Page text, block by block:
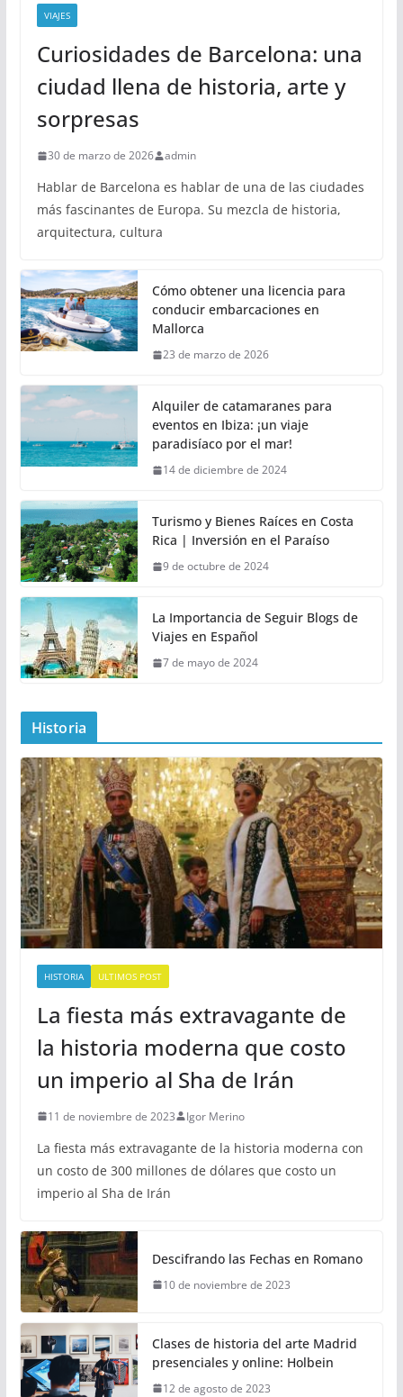
VIAJES
Curiosidades de Barcelona: una
ciudad llena de historia, arte y
sorpresas
30 de marzo de 2026 admin
Hablar de Barcelona es hablar de una de las ciudades
más fascinantes de Europa. Su mezcla de historia,
arquitectura, cultura
Cómo obtener una licencia para
conducir embarcaciones en
Mallorca
23 de marzo de 2026
Alquiler de catamaranes para
eventos en Ibiza: ¡un viaje
paradisíaco por el mar!
14 de diciembre de 2024
Turismo y Bienes Raíces en Costa
Rica | Inversión en el Paraíso
9 de octubre de 2024
La Importancia de Seguir Blogs de
Viajes en Español
7 de mayo de 2024
Historia
HISTORIA ULTIMOS POST
La fiesta más extravagante de
la historia moderna que costo
un imperio al Sha de Irán
11 de noviembre de 2023 Igor Merino
La fiesta más extravagante de la historia moderna con
un costo de 300 millones de dólares que costo un
imperio al Sha de Irán
Descifrando las Fechas en Romano
10 de noviembre de 2023
Clases de historia del arte Madrid
presenciales y online: Holbein
12 de agosto de 2023